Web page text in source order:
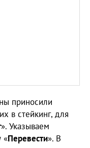
приносили
в стейкинг, для
». Указываем
«Перевести». В